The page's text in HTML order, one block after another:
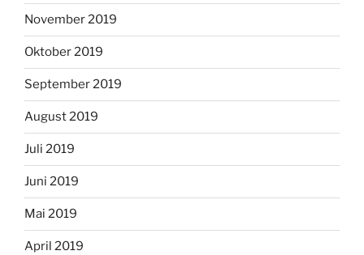
November 2019
Oktober 2019
September 2019
August 2019
Juli 2019
Juni 2019
Mai 2019
April 2019